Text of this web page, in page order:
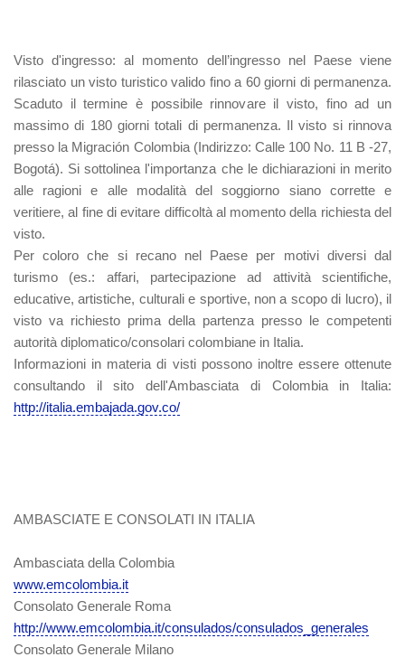
Visto d'ingresso: al momento dell’ingresso nel Paese viene
rilasciato un visto turistico valido fino a 60 giorni di permanenza.
Scaduto il termine è possibile rinnovare il visto, fino ad un
massimo di 180 giorni totali di permanenza. Il visto si rinnova
presso la Migración Colombia (Indirizzo: Calle 100 No. 11 B -27,
Bogotá). Si sottolinea l'importanza che le dichiarazioni in merito
alle ragioni e alle modalità del soggiorno siano corrette e
veritiere, al fine di evitare difficoltà al momento della richiesta del
visto.
Per coloro che si recano nel Paese per motivi diversi dal
turismo (es.: affari, partecipazione ad attività scientifiche,
educative, artistiche, culturali e sportive, non a scopo di lucro), il
visto va richiesto prima della partenza presso le competenti
autorità diplomatico/consolari colombiane in Italia.
Informazioni in materia di visti possono inoltre essere ottenute
consultando il sito dell'Ambasciata di Colombia in Italia:
http://italia.embajada.gov.co/
AMBASCIATE E CONSOLATI IN ITALIA
Ambasciata della Colombia
www.emcolombia.it
Consolato Generale Roma
http://www.emcolombia.it/consulados/consulados_generales
Consolato Generale Milano